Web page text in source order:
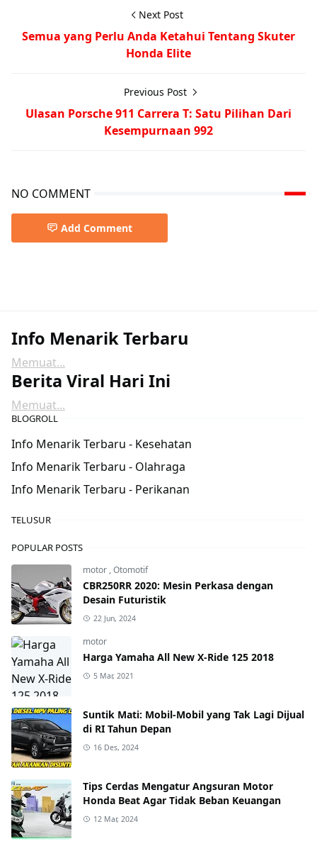
Next Post
Semua yang Perlu Anda Ketahui Tentang Skuter
Honda Elite
Previous Post
Ulasan Porsche 911 Carrera T: Satu Pilihan Dari
Kesempurnaan 992
NO COMMENT
Add Comment
Info Menarik Terbaru
Memuat...
Berita Viral Hari Ini
Memuat...
BLOGROLL
Info Menarik Terbaru - Kesehatan
Info Menarik Terbaru - Olahraga
Info Menarik Terbaru - Perikanan
TELUSUR
POPULAR POSTS
motor ,Otomotif
CBR250RR 2020: Mesin Perkasa dengan
Desain Futuristik
22 Jun, 2024
motor
Harga Yamaha All New X-Ride 125 2018
5 Mar, 2021
Suntik Mati: Mobil-Mobil yang Tak Lagi Dijual
di RI Tahun Depan
16 Des, 2024
Tips Cerdas Mengatur Angsuran Motor
Honda Beat Agar Tidak Beban Keuangan
12 Mar, 2024